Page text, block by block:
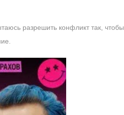
разрешить конфликт так, чтобы